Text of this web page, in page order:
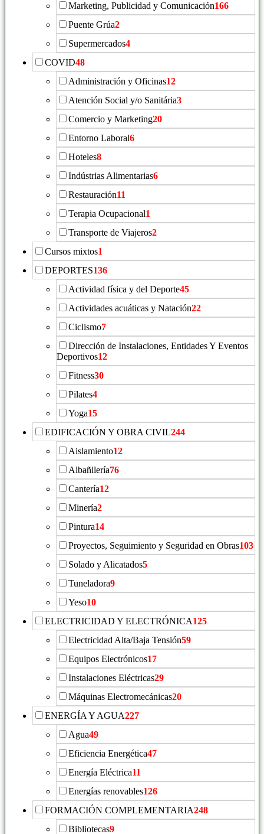
Marketing, Publicidad y Comunicación166
Puente Grúa2
Supermercados4
COVID48
Administración y Oficinas12
Atención Social y/o Sanitária3
Comercio y Marketing20
Entorno Laboral6
Hoteles8
Indústrias Alimentarias6
Restauración11
Terapia Ocupacional1
Transporte de Viajeros2
Cursos mixtos1
DEPORTES136
Actividad física y del Deporte45
Actividades acuáticas y Natación22
Ciclismo7
Dirección de Instalaciones, Entidades Y Eventos
Deportivos12
Fitness30
Pilates4
Yoga15
EDIFICACIÓN Y OBRA CIVIL244
Aislamiento12
Albañilería76
Cantería12
Minería2
Pintura14
Proyectos, Seguimiento y Seguridad en Obras103
Solado y Alicatados5
Tuneladora9
Yeso10
ELECTRICIDAD Y ELECTRÓNICA125
Electricidad Alta/Baja Tensión59
Equipos Electrónicos17
Instalaciones Eléctricas29
Máquinas Electromecánicas20
ENERGÍA Y AGUA227
Agua49
Eficiencia Energética47
Energía Eléctrica11
Energías renovables126
FORMACIÓN COMPLEMENTARIA248
Bibliotecas9